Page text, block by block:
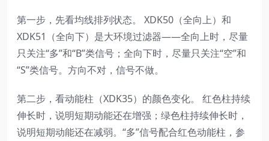
第一步，先看均线排列状态。 XDK50（全向上）和
XDK51（全向下）是大环境过滤器——全向上时，尽量
只关注“多”和“B”类信号；全向下时，尽量只关注“空”和
“S”类信号。方向不对，信号不做。
第二步，看动能柱（XDK35）的颜色变化。 红色柱持续
伸长时，说明短期动能还在增强；绿色柱持续伸长时，
说明短期动能还在减弱。“多”信号配合红色动能柱，参